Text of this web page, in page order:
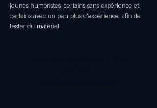
jeunes humoristes, certains sans expérience et
certains avec un peu plus d'expérience, afin de
tester du matériel.